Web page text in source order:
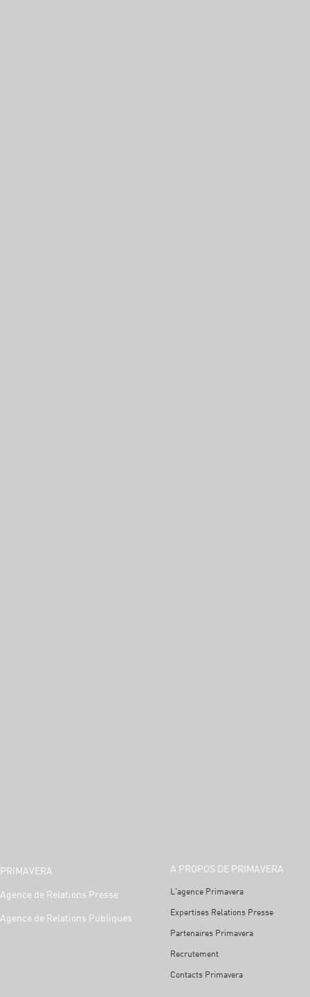
PRIMAVERA
Agence de Relations Presse
Agence de Relations Publiques
A PROPOS DE PRIMAVERA
L'agence Primavera
Expertises Relations Presse
Partenaires Primavera
Recrutement
Contacts Primavera